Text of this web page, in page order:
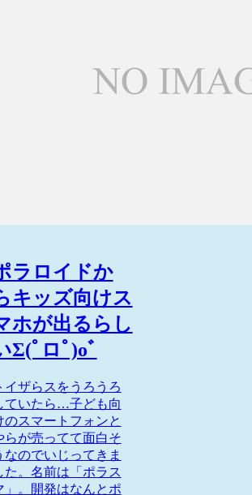
ラロイドか
キッズ向けス
ホが出るらし
Σ(ﾟロﾟ)oﾞ
イザらスをうろうろ
ていたら…子ども向
のスマートフォンと
らが売ってて面白そ
なのでいじってきま
た。名前は「ポラス
」。開発はなんとポ